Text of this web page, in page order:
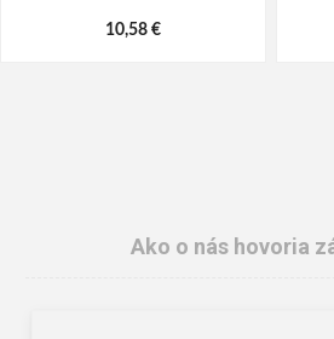
10,58 €
Ako o nás hovoria